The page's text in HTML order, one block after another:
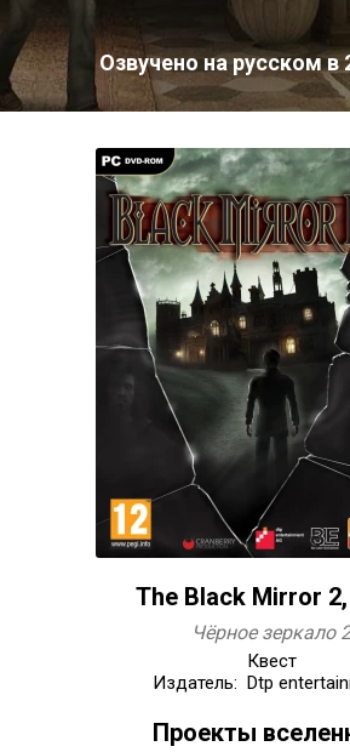
Озвучено на русском в
The Black Mirror
Чёрное зеркало 2
Квест
Издатель: Dtp
Проекты